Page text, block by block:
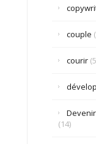
couple
courir
(14)